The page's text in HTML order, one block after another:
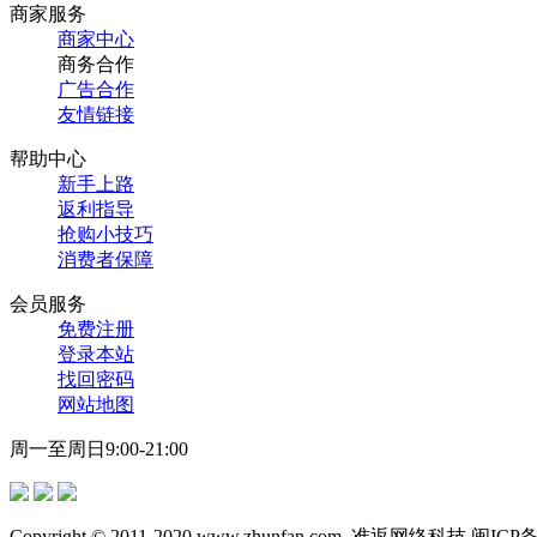
商家服务
商家中心
商务合作
广告合作
友情链接
帮助中心
新手上路
返利指导
抢购小技巧
消费者保障
会员服务
免费注册
登录本站
找回密码
网站地图
周一至周日9:00-21:00